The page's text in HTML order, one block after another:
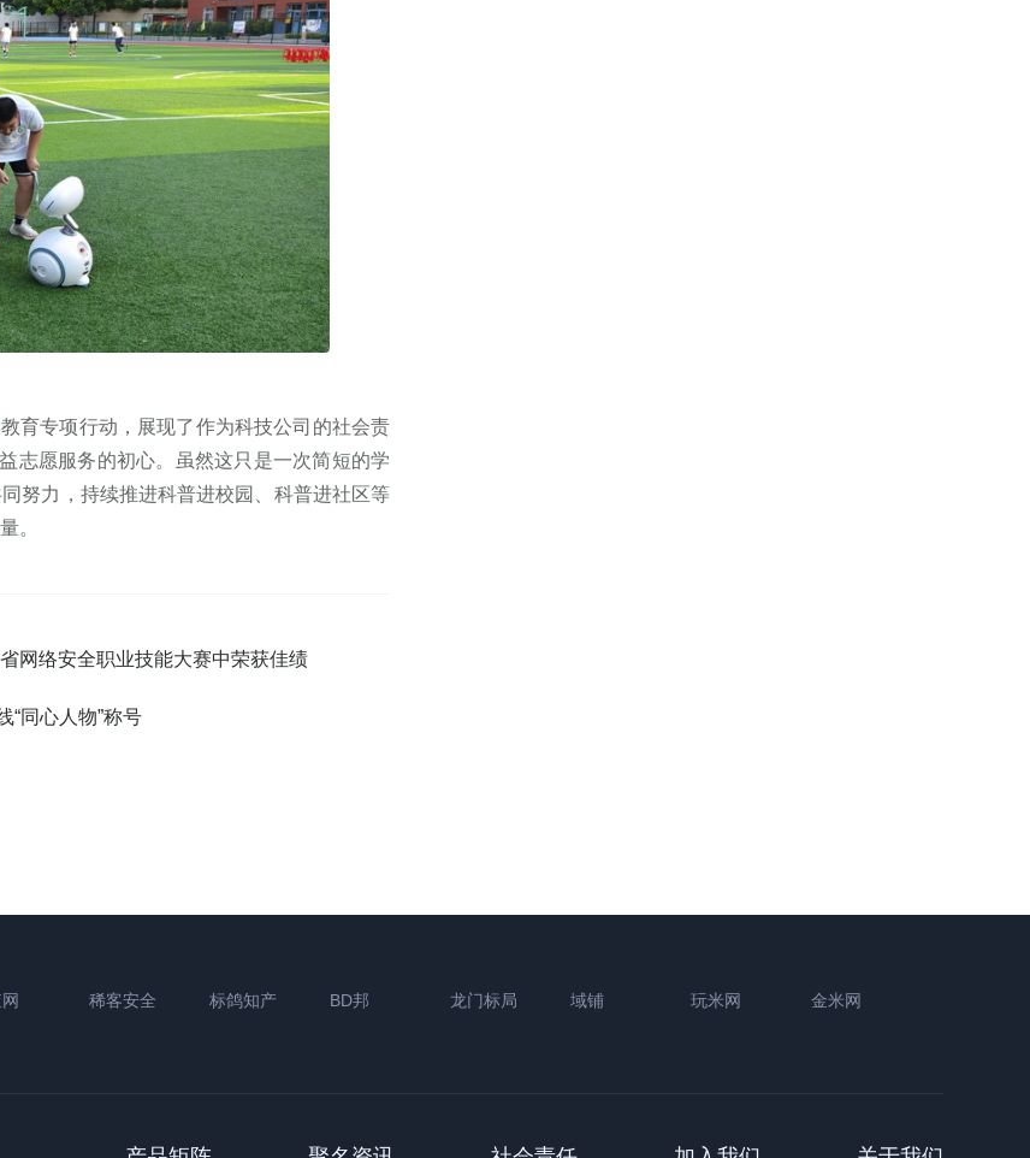
专项行动，展现了作为科技公司的社会责
志愿服务的初心。虽然这只是一次简短的学
努力，持续推进科普进校园、科普进社区等
。
网络安全职业技能大赛中荣获佳绩
“同心人物”称号
稀客安全 标鸽知产 BD邦 龙门标局 域铺 玩米网 金米网